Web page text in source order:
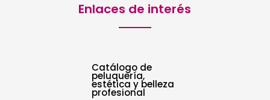
Enlaces de interés
Catálogo de
peluquería,
estética y belleza
profesional